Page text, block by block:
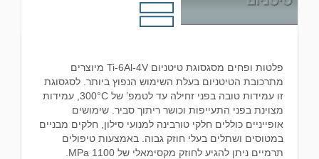
פלטות ופחים מסגסוגת טיטניום Ti-6Al-4V מיוצרים
מתרכובת הטיטניום בעלת השימוש הנפוץ ביותר. לסגסוגת
זו עמידות טובה בפני זחילה עד לטמפ’ של 300°C, עמידות
מצוינת בפני התעייפות וכושר ריתוך סביר. שימושים
אופייניים כוללים חלקי טורבינה למנועי סילון, חלקים מבניים
במטוסים ושתלים בעלי חוזק גבוה. באמצעות טיפולים
תרמיים ניתן להגיע לחוזק מקסימאלי של 1100 MPa.